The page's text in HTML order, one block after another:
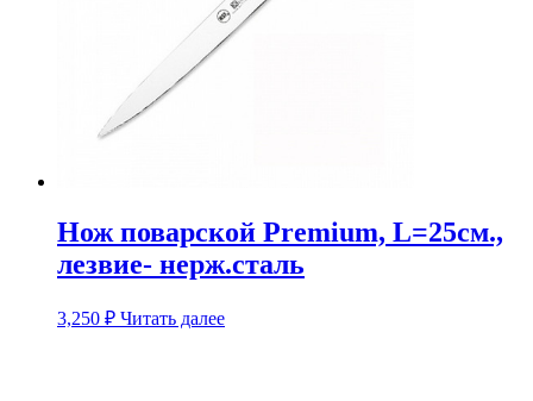
Нож поварской Premium, L=25см.,
лезвие- нерж.сталь
3,250 ₽ Читать далее